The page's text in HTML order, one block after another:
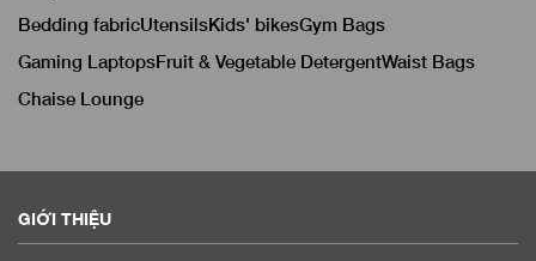
Bedding fabricUtensilsKids' bikesGym Bags
Gaming LaptopsFruit & Vegetable DetergentWaist Bags
Chaise Lounge
GIỚI THIỆU